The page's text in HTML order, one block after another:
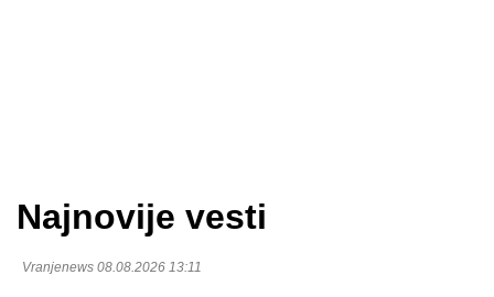
Najnovije vesti
Vranjenews 08.08.2026 13:11